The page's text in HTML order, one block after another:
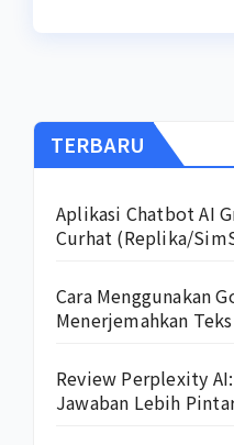
TERBARU
Aplikasi Chatbot AI
Curhat (Replika/
Cara Menggunakan
Menerjemahkan
Review Perplexity
Jawaban Lebih